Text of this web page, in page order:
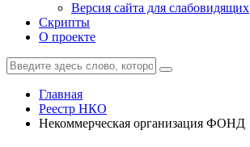
Версия сайта для слабовидящих
Скрипты
О проекте
Главная
Реестр НКО
Некоммерческая организация ФОНД